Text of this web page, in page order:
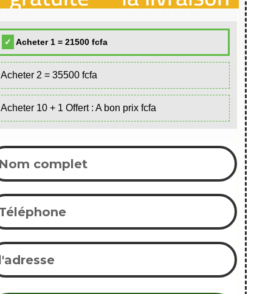
Acheter 1 = 21500 fcfa
Acheter 2 = 35500 fcfa
Acheter 10 + 1 Offert : A bon prix fcfa